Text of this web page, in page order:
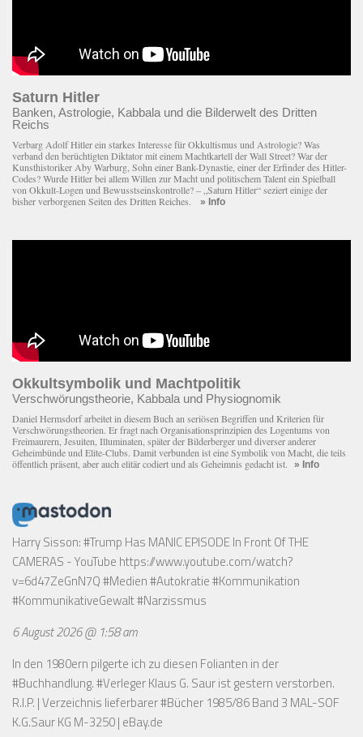
Saturn Hitler
Banken, Astrologie, Kabbala und die Bilderwelt des Dritten
Reichs
Verbarg Adolf Hitler ein starkes Interesse für Okkultismus und Astrologie? Was
verband den berüchtigten Diktator mit einem Macht­kartell der Wall Street? War der
Kunsthistoriker Aby Warburg, Sohn einer Bank-Dynastie, einer der Erfinder des Hitler-
Codes? Wurde Hitler bei allem Willen zur Macht und politischem Talent ein Spielball
von Okkult-Logen und Bewusstseinskontrolle? – „Saturn Hitler“ seziert einige der
bisher verborgenen Seiten des Dritten Reiches. » Info
Okkultsymbolik und Machtpolitik
Verschwörungstheorie, Kabbala und Physiognomik
Daniel Hermsdorf arbeitet in diesem Buch an seriösen Begriffen und Kriterien für
Verschwörungstheorien. Er fragt nach Organisationsprinzipien des Logentums von
Freimaurern, Jesuiten, Illuminaten, später der Bilderberger und diverser anderer
Geheimbünde und Elite-Clubs. Damit verbunden ist eine Symbolik von Macht, die teils
öffentlich präsent, aber auch elitär codiert und als Geheimnis gedacht ist. » Info
Harry Sisson: #Trump Has MANIC EPISODE In Front Of THE
CAMERAS - YouTube https://www.youtube.com/watch?
v=6d47ZeGnN7Q#Medien #Autokratie #Kommunikation
#KommunikativeGewalt #Narzissmus
6 August 2026 @ 1:58 am
In den 1980ern pilgerte ich zu diesen Folianten in der
#Buchhandlung. #Verleger Klaus G. Saur ist gestern verstorben.
R.I.P. | Verzeichnis lieferbarer #Bücher 1985/86 Band 3 MAL-SOF
K.G.Saur KG M-3250 | eBay.de